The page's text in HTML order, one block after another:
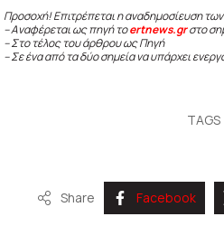
Προσοχή! Επιτρέπεται η αναδημοσίευση
– Αναφέρεται ως πηγή τοertnews.gr στο
– Στο τέλος του άρθρου ως Πηγή
– Σε ένα από τα δύο σημεία να υπάρχει
TAGS
Share Facebook